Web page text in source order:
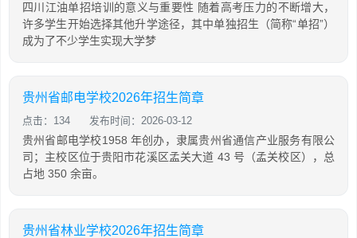
四川江油单招培训的意义与重要性 随着高考压力的不断增大，
许多学生开始选择其他升学途径，其中单独招生（简称“单招”）
成为了不少学生实现大学梦
贵州省邮电学校2026年招生简章
点击：134 发布时间：2026-03-12
贵州省邮电学校1958 年创办，隶属贵州省通信产业服务有限公
司；主校区位于贵阳市花溪区孟关大道 43 号（孟关校区），总
占地 350 余亩。
贵州省林业学校2026年招生简章